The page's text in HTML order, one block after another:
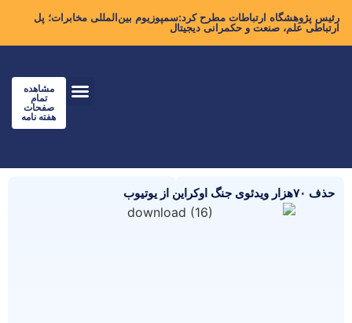
رئیس پژوهشگاه ارتباطات مطرح کرد:سمپوزیوم بین‌المللی مخابرات؛ پل
ارتباطی علم، صنعت و حکمرانی دیجیتال
مشاهده
تمام
صفحات
هفته نامه
حذف ۷۰هزار ویدئوی جنگ اوکراین از یوتیوب